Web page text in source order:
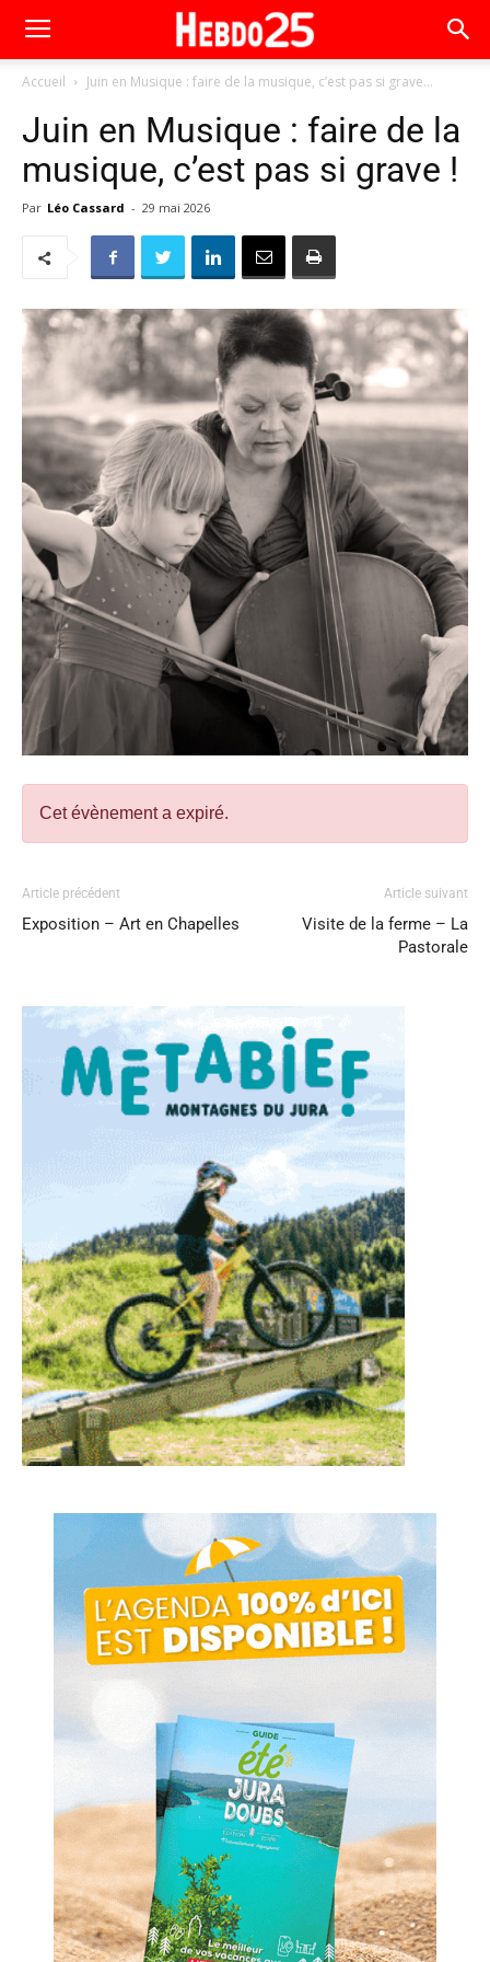
Accueil Juin en Musique : faire de la musique, c’est pas si grave...
Juin en Musique : faire de la
musique, c’est pas si grave !
Par Léo Cassard - 29 mai 2026
Cet évènement a expiré.
Article précédent
Exposition – Art en Chapelles
Article suivant
Visite de la ferme – La
Pastorale